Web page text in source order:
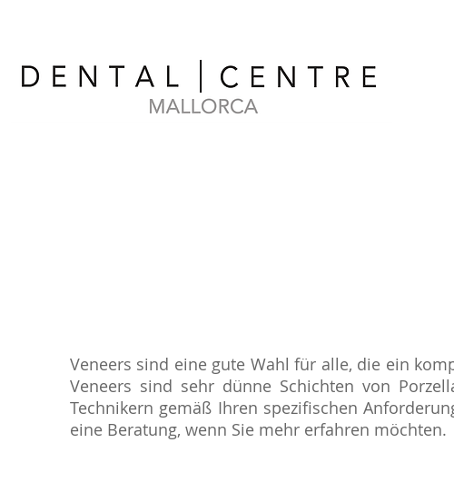
Veneers sind eine gute Wahl für alle, die ein
Veneers sind sehr dünne Schichten von
Technikern gemäß Ihren spezifischen
eine Beratung, wenn Sie mehr erfahren möchten.